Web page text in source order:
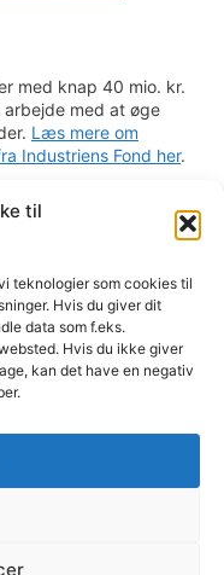
til
teknologier som cookies til
Hvis du giver dit
data som f.eks.
Hvis du ikke giver
kan det have en negativ
med knap 40 mio. kr.
med at øge
Læs mere om
Industriens Fond her.